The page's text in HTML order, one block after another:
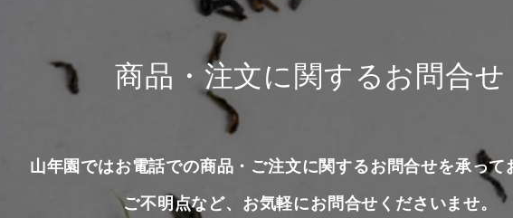
商品・注文に関するお問合せ
山年園ではお電話での商品・ご注文に関するお問合せを承って
ご不明点など、お気軽にお問合せくださいませ。